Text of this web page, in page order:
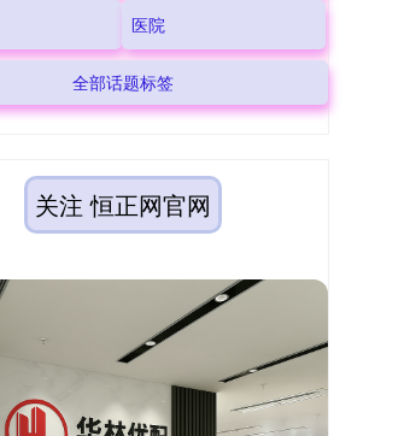
医院
全部话题标签
关注 恒正网官网